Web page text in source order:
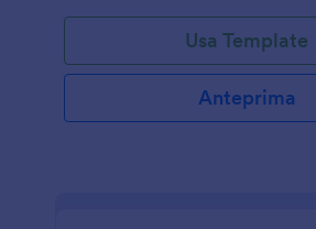
Usa Template
Anteprima